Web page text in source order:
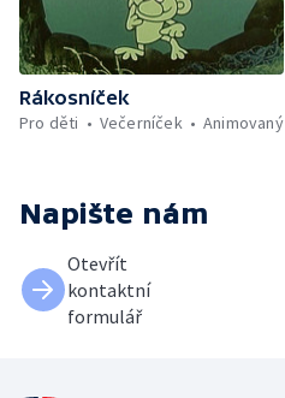
Rákosníček
Pro děti
Večerníček Animovaný
Napište nám
Otevřít
kontaktní
formulář